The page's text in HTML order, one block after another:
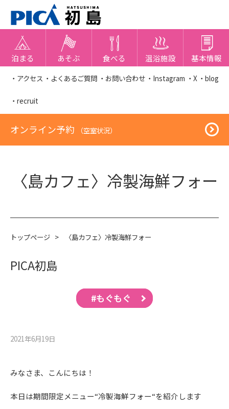
泊まる あそぶ 食べる 温浴施設 基本情報
・アクセス ・よくあるご質問 ・お問い合わせ ・Instagram ・X ・blog
・recruit
オンライン予約 （空室状況）
〈島カフェ〉冷製海鮮フォー
トップページ > 〈島カフェ〉冷製海鮮フォー
PICA初島
#もぐもぐ
2021年6月19⽇
みなさま、こんにちは！
本日は期間限定メニュー“冷製海鮮フォー“を紹介します